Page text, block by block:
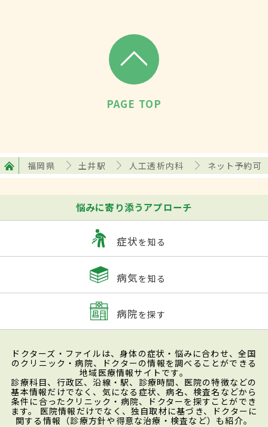
PAGE TOP
福岡県 土井駅 人工透析内科 ネット予約可
悩みに寄り添うアプローチ
症状を知る
病気を知る
病院を探す
ドクターズ・ファイルは、身体の症状・悩みに合わせ、全国
のクリニック・病院、ドクターの情報を調べることができる
地域医療情報サイトです。
診療科目、行政区、沿線・駅、診療時間、医院の特徴などの
基本情報だけでなく、気になる症状、病名、検査名などから
条件に合ったクリニック・病院、ドクターを探すことができ
ます。 医院情報だけでなく、独自取材に基づき、ドクターに
関する情報（診療方針や得意な治療・検査など）も紹介。